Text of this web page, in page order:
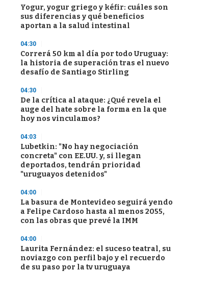
Yogur, yogur griego y kéfir: cuáles son
sus diferencias y qué beneficios
aportan a la salud intestinal
04:30
Correrá 50 km al día por todo Uruguay:
la historia de superación tras el nuevo
desafío de Santiago Stirling
04:30
De la crítica al ataque: ¿Qué revela el
auge del hate sobre la forma en la que
hoy nos vinculamos?
04:03
Lubetkin: "No hay negociación
concreta" con EE.UU. y, si llegan
deportados, tendrán prioridad
"uruguayos detenidos"
04:00
La basura de Montevideo seguirá yendo
a Felipe Cardoso hasta al menos 2055,
con las obras que prevé la IMM
04:00
Laurita Fernández: el suceso teatral, su
noviazgo con perfil bajo y el recuerdo
de su paso por la tv uruguaya